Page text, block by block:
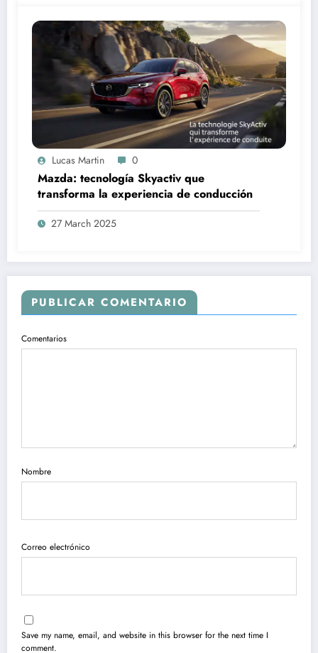
Lucas Martin 0
Mazda: tecnología Skyactiv que
transforma la experiencia de conducción
27 March 2025
PUBLICAR COMENTARIO
Comentarios
Nombre
Correo electrónico
Save my name, email, and website in this browser for the next time I
comment.